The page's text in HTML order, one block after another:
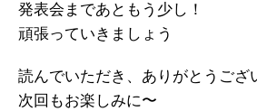
発表会まであともう少し！
頑張っていきましょう
読んでいただき、ありがとうござ
次回もお楽しみに〜